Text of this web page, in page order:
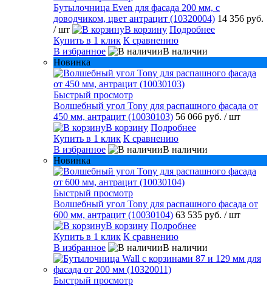
Бутылочница Even для фасада 200 мм, с
доводчиком, цвет антрацит (10320004) 14 356 руб.
/ шт
В корзину Подробнее
Купить в 1 клик К сравнению
В избранное
В наличии
Новинка
Быстрый просмотр
Волшебный угол Tony для распашного фасада от
450 мм, антрацит (10030103) 56 066 руб. / шт
В корзину Подробнее
Купить в 1 клик К сравнению
В избранное
В наличии
Новинка
Быстрый просмотр
Волшебный угол Tony для распашного фасада от
600 мм, антрацит (10030104) 63 535 руб. / шт
В корзину Подробнее
Купить в 1 клик К сравнению
В избранное
В наличии
Быстрый просмотр